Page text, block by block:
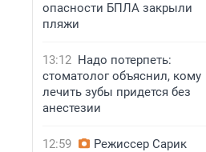
опасности БПЛА закрыли
пляжи
13:12 Надо потерпеть:
стоматолог объяснил, кому
лечить зубы придется без
анестезии
12:59
Режиссер Сарик